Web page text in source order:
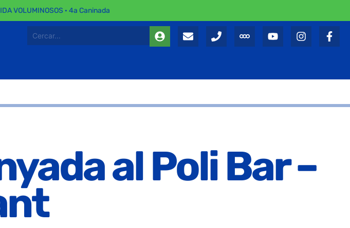
VOLUMINOSOS · 4a Caninada
al Poli Bar –